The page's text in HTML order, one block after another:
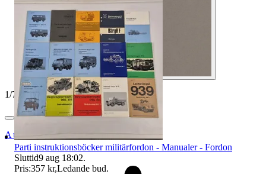
1/7
Auktionsbyra
Parti instruktionsböcker militärfordon - Manualer - Fordon
Sluttid9 aug 18:02.
Pris:357 kr,Ledande bud.